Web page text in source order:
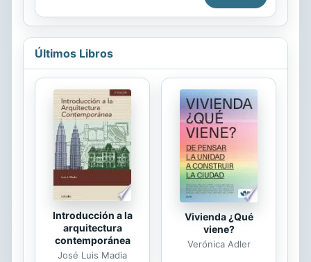
1997 en la que se asume que el
aprendizaje de la...
detrás de sus recuerdos perdidos.
Cuando la protagonista llega al
lleva a descubrir una antigua leyenda
sobre el bosque y su poder para
recuperar los recuerdos olvidados. A
medida que avanza en su
investigación, la protagonista
descubre secretos ocultos en un
diario y se enfrenta a peligrosas
amenazas que ponen en riesgo su
vida. Con el tiempo, la protagonista
...
Últimos Libros
Introducción a la
arquitectura
contemporánea
José Luis Madia
Vivienda ¿Qué
viene?
Verónica Adler